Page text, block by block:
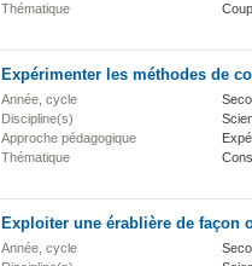
Thématique
Expérimenter les méthodes de
Année, cycle
Discipline(s)
Approche pédagogique
Thématique
Exploiter une érablière de façon
Année, cycle